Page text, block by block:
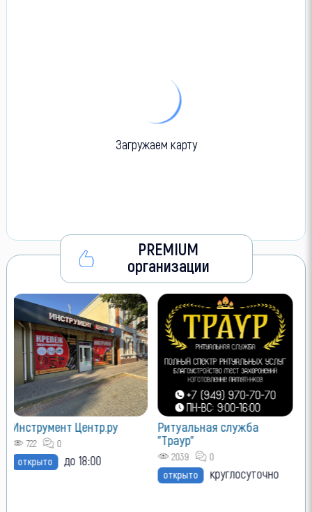
Загружаем карту
PREMIUM
организации
Инструмент Центр.ру
722
0
открыто
до 18:00
Ритуальная служба
"Траур"
2039
0
открыто
круглосуточно